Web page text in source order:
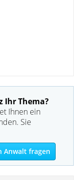
Ihr Thema?
Ihnen ein
Sie
Anwalt fragen